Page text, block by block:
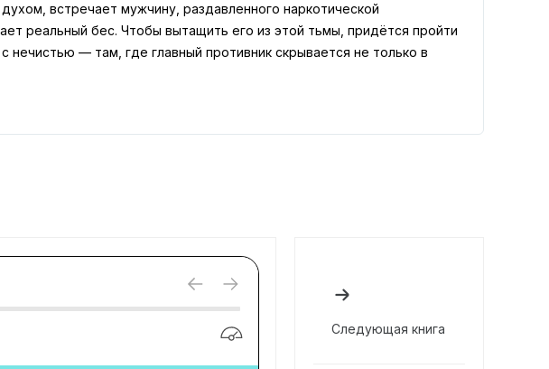
встречает мужчину, раздавленного наркотической
реальный бес. Чтобы вытащить его из этой тьмы, придётся пройти
нечистью — там, где главный противник скрывается не только в
Следующая книга